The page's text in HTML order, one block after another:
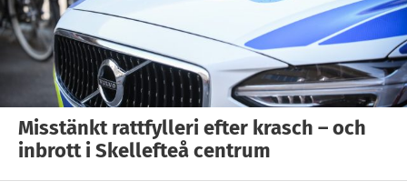
Misstänkt rattfylleri efter krasch – och
inbrott i Skellefteå centrum